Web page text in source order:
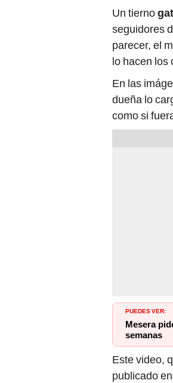
Un tierno
seguidores
parecer, el
lo hacen los
En las
dueña lo
como si
PUEDES VER:
Mesera
semanas
Este video,
publicado en